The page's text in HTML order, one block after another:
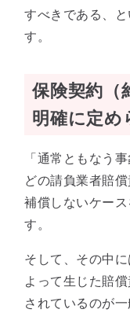
すべきである、
す。
保険契約（
明確に定め
「通常ともなう
どの請負業者賠
補償しないケー
す。
そして、その中
よって生じた賠
されているのが一